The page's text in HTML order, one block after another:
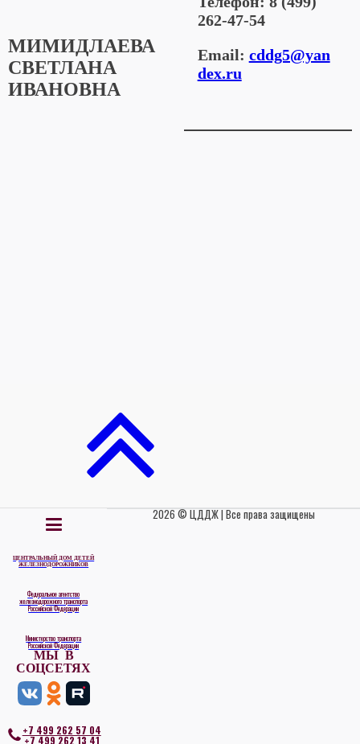
МИМИДЛАЕВА
СВЕТЛАНА
ИВАНОВНА
262-47-54
Email: cddg5@yan
dex.ru
ЦЕНТРАЛЬНЫЙ ДОМ ДЕТЕЙ
ЖЕЛЕЗНОДОРОЖНИКОВ
Федеральное агентство
железнодорожного транспорта
Российской Федерации
Министерство транспорта
Российской Федерации
МЫ В
СОЦСЕТЯХ
+7 499 262 57 04
+7 499 262 13 41
2026 © ЦДДЖ | Все права защищены